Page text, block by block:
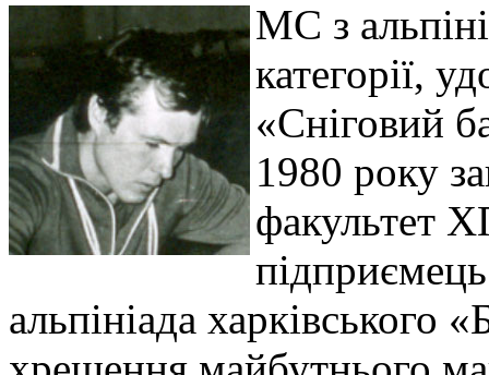
МС з
категорії,
«Сніговий
1980 року
факультет
альпініада харківського